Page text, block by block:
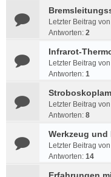
Letzter Beitrag von
Antworten: 2
Infrarot-
Letzter Beitrag von
Antworten: 1
Letzter Beitrag von
Antworten: 8
Werkzeug
Letzter Beitrag von
Antworten: 14